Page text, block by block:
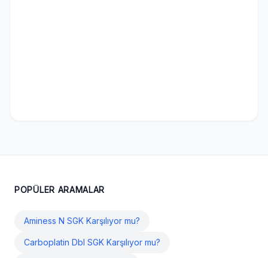
POPÜLER ARAMALAR
Aminess N SGK Karşılıyor mu?
Carboplatin Dbl SGK Karşılıyor mu?